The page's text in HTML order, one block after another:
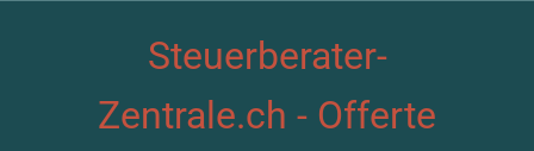
Steuerberater-
Zentrale.ch - Offerte